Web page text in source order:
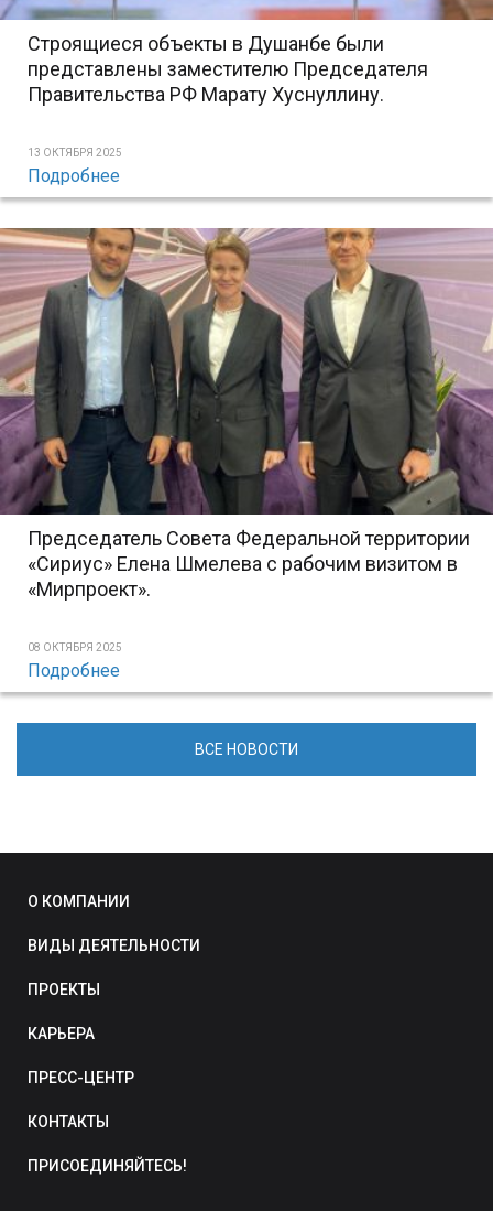
Строящиеся объекты в Душанбе были
представлены заместителю Председателя
Правительства РФ Марату Хуснуллину.
13 ОКТЯБРЯ 2025
Подробнее
Председатель Совета Федеральной территории
«Сириус» Елена Шмелева с рабочим визитом в
«Мирпроект».
08 ОКТЯБРЯ 2025
Подробнее
ВСЕ НОВОСТИ
О КОМПАНИИ
ВИДЫ ДЕЯТЕЛЬНОСТИ
ПРОЕКТЫ
КАРЬЕРА
ПРЕСС-ЦЕНТР
КОНТАКТЫ
ПРИСОЕДИНЯЙТЕСЬ!